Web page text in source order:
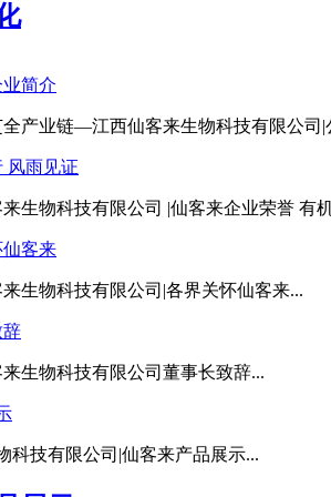
简介
产业链—江西仙客来生物科技有限公司|
风雨见证
生物科技有限公司 |仙客来企业荣誉 有
客来
生物科技有限公司|各界关怀仙客来...
辞
生物科技有限公司董事长致辞...
科技有限公司|仙客来产品展示...